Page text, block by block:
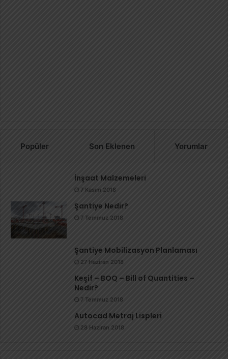
Popüler Son Eklenen Yorumlar
İnşaat Malzemeleri
7 Kasım 2018
Şantiye Nedir?
7 Temmuz 2018
Şantiye Mobilizasyon Planlaması
27 Haziran 2018
Keşif – BOQ – Bill of Quantities –
Nedir?
7 Temmuz 2018
Autocad Metraj Lispleri
28 Haziran 2018